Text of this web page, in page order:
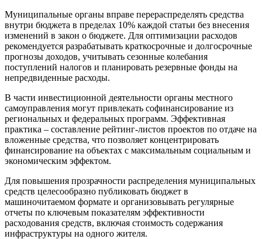
Муниципальные органы вправе перераспределять средства
внутри бюджета в пределах 10% каждой статьи без внесения
изменений в закон о бюджете. Для оптимизации расходов
рекомендуется разрабатывать краткосрочные и долгосрочные
прогнозы доходов, учитывать сезонные колебания
поступлений налогов и планировать резервные фонды на
непредвиденные расходы.
В части инвестиционной деятельности органы местного
самоуправления могут привлекать софинансирование из
региональных и федеральных программ. Эффективная
практика – составление рейтинг-листов проектов по отдаче на
вложенные средства, что позволяет концентрировать
финансирование на объектах с максимальным социальным и
экономическим эффектом.
Для повышения прозрачности распределения муниципальных
средств целесообразно публиковать бюджет в
машиночитаемом формате и организовывать регулярные
отчеты по ключевым показателям эффективности
расходования средств, включая стоимость содержания
инфраструктуры на одного жителя.